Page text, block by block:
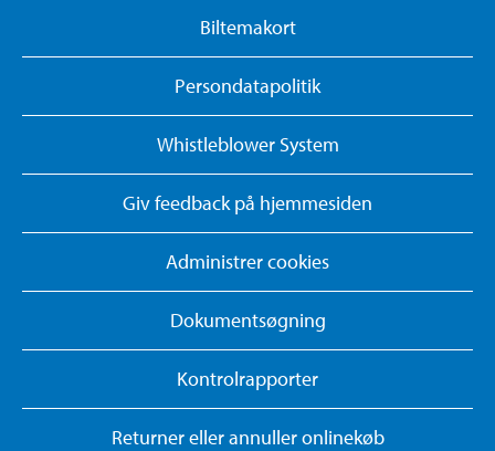
Biltemakort
Persondatapolitik
Whistleblower System
Giv feedback på hjemmesiden
Administrer cookies
Dokumentsøgning
Kontrolrapporter
Returner eller annuller onlinekøb